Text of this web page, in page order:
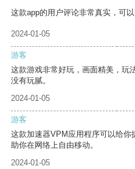
这款app的用户评论非常真实，可
2024-01-05
游客
这款游戏非常好玩，画面精美，玩
没有玩腻。
2024-01-05
游客
这款加速器VPM应用程序可以给
助你在网络上自由移动。
2024-01-05